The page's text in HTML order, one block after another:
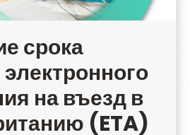
срока
на въезд в
(ETA)